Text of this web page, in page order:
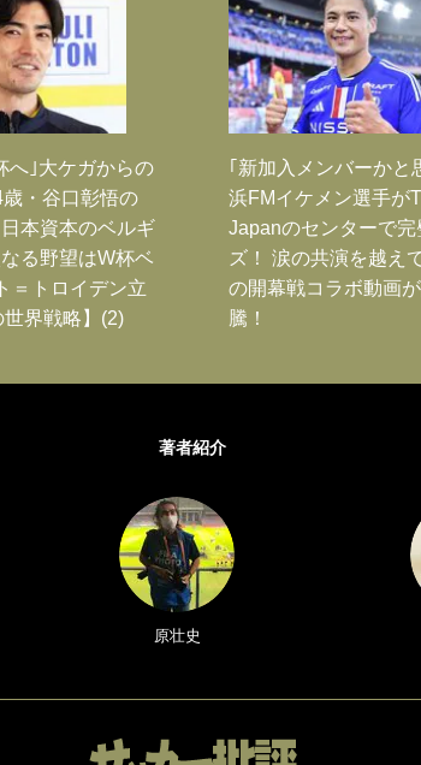
へ｣大ケガからの
・谷口彰悟の
本資本のベルギ
る野望はW杯ベ
＝トロイデン立
界戦略】(2)
｢新加入メンバーかと
浜FMイケメン選手が
Japanのセンターで完
ズ！ 涙の共演を越え
の開幕戦コラボ動画
騰！
著者紹介
原壮史